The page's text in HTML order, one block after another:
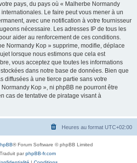
pays, du pays où « Malherbe Normandy
Le faire peut vous mener à un
avec une notification à votre fournisseur
nécessaire. Les adresses IP de tous les
aider au renforcement de ces conditions.
Normandy Kop » supprime, modifie, déplace
lorsque nous estimons que cela est
vous acceptez que toutes les informations
dans notre base de données. Bien que
diffusées à une tierce partie sans votre
Kop », ni phpBB ne pourront être
cas de tentative de piratage visant à
Heures au format UTC+02:00
® Forum Software © phpBB Limited
Traduit parphpBB-fr.com